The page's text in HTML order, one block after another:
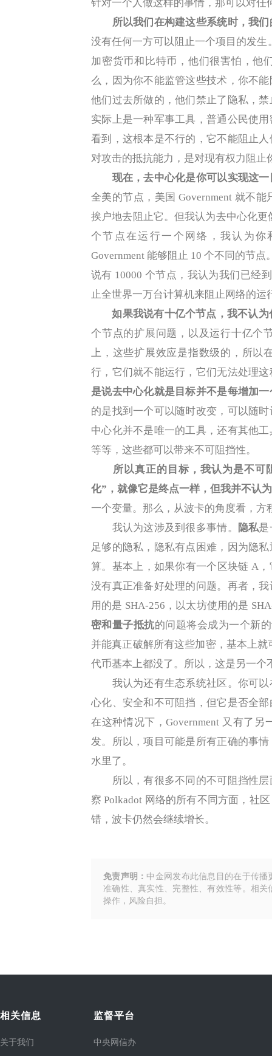
针对一个人做这样的事情，那可以对
所以我们在构建这些系统时，我
没有任何一方可以阻止一个项目的发生
加密货币和比特币，他们很害怕，他
么，因为你不能监管这些技术，你不
他们过去所做的，他们禁止了隐私，
实际上是一种军事工具，普通公民使
看到，这根本是不行的，它不能阻止
对攻击的抵抗能力，是对现有权力阻止
现在，去中心化是你可以实现这
全美的节点，美国 Government 就不
挨户地去阻止它。但我认为去中心化
个节点在运行一个网络，我认为
Government 能够阻止 10 个不同的节
说有 10000 个节点，我认为我们已经
止全世界一万台计算机来阻止网络的运
如果我说有十亿个节点，我不认
个节点的扩展问题，以及运行十亿个
上，这些扩展效应是指数级的，所以
行，它们就不能运行，它们无法处理
是说去中心化就是目标并不是每增加
的是找到一个可以随时改变，可以随
中心化并不是唯一的工具，还有其他
等等，这些都可以带来不可阻挡性。
所以真正的目标，我认为是不可
化”，就像它是终点一样，但我并不认
一个变量。那么，从波卡的角度看，方
我认为这涉及到很多事情。
隐私是
足够的隐私，隐私有点困难，因为隐
算。基本上，如果你有一个区块链 A
没有真正准备好处理的问题。再者，
用的是 SHA-256，以太坊使用的是
密和量子抵抗的问题将会成为一个新
并能真正破解所有这些加密，基本上
代币基本上都没了。所以，这是另一个
我认为还有生态系统社区。你可以
心化、安全和不可阻挡，但它是否全
在这种情况下，Government 又有了
发。所以，项目可能是所有正确的事
水里了。
所以，有很多不同的不可阻挡性层
察 Polkadot 网络的所有不同方面，社
错，波卡仍然会继续增长。
免责声明： 中金网发布此信息目的在于传
准确性、真实性、完整性、有效性等。相
操作，风险自担。
相关信息
关于我们
监督平台
中央网信办